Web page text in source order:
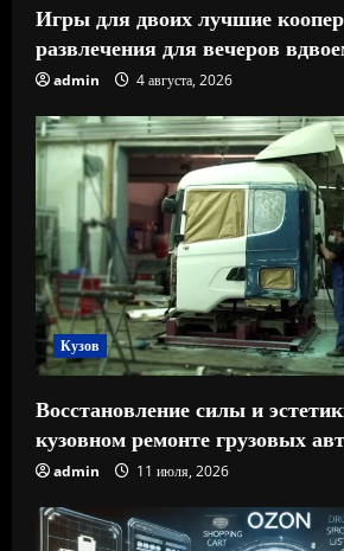
Игры для двоих лучшие
развлечения для вечеров
admin 4 августа, 2026
Кузов
Восстановление силы и
кузовном ремонте грузовых
admin 11 июля, 2026